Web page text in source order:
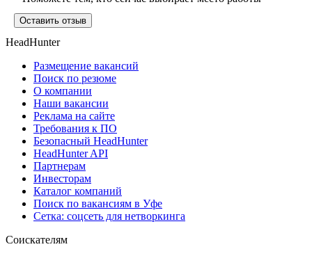
Оставить отзыв
HeadHunter
Размещение вакансий
Поиск по резюме
О компании
Наши вакансии
Реклама на сайте
Требования к ПО
Безопасный HeadHunter
HeadHunter API
Партнерам
Инвесторам
Каталог компаний
Поиск по вакансиям в Уфе
Сетка: соцсеть для нетворкинга
Соискателям